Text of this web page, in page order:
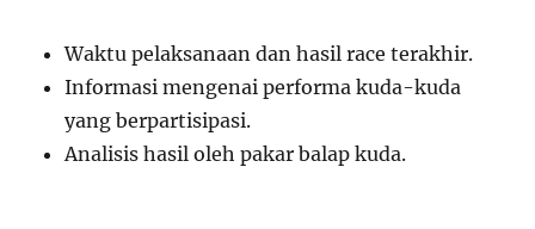
Waktu pelaksanaan dan hasil race terakhir.
Informasi mengenai performa kuda-kuda
yang berpartisipasi.
Analisis hasil oleh pakar balap kuda.